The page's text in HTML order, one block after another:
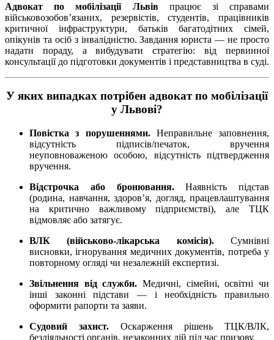
Адвокат по мобілізації Львівпрацює зі справами
військовозобов’язаних, резервістів, студентів, працівників
критичної інфраструктури, батьків багатодітних сімей,
опікунів та осіб з інвалідністю. Завдання юриста — не просто
надати пораду, а вибудувати стратегію: від первинної
консультації до підготовки документів і представництва в суді.
У яких випадках потрібен адвокат по мобілізації
у Львові?
Повістка з порушеннями.Неправильне заповнення,
відсутність підписів/печаток, вручення
неуповноваженою особою, відсутність підтвердження
вручення.
Відстрочка або бронювання.Наявність підстав
(родина, навчання, здоров’я, догляд, працевлаштування
на критично важливому підприємстві), але ТЦК
відмовляє або затягує.
ВЛК (військово-лікарська комісія).Сумнівні
висновки, ігнорування медичних документів, потреба у
повторному огляді чи незалежній експертизі.
Звільнення від служби. Медичні, сімейні, освітні чи
інші законні підстави — і необхідність правильно
оформити рапорти та заяви.
Судовий захист. Оскарження рішень ТЦК/ВЛК,
бездіяльності органів, незаконних дій під час призову.